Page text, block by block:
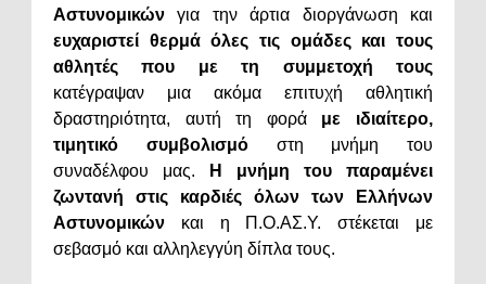
Αστυνομικών για την άρτια διοργάνωση και
ευχαριστεί θερμά όλες τις ομάδες και τους
αθλητές που με τη συμμετοχή τους
κατέγραψαν μια ακόμα επιτυχή αθλητική
δραστηριότητα, αυτή τη φορά με ιδιαίτερο,
τιμητικό συμβολισμόστη μνήμη του
συναδέλφου μας.
Η μνήμη του παραμένει
ζωντανή στις καρδιές όλων των Ελλήνων
Αστυνομικών και η Π.Ο.ΑΣ.Υ. στέκεται με
σεβασμό και αλληλεγγύη δίπλα τους.